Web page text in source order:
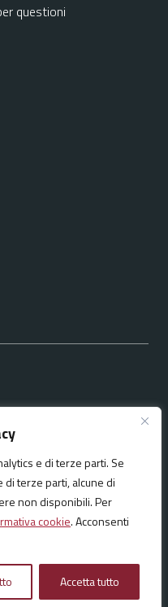
e di terze parti. Se
terze parti, alcune di
non disponibili. Per
cookie. Acconsenti
Accetta tutto
questioni
sito